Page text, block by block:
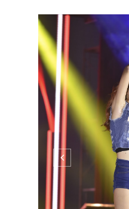
理事会Richard Ong,...
5 COMMENTS